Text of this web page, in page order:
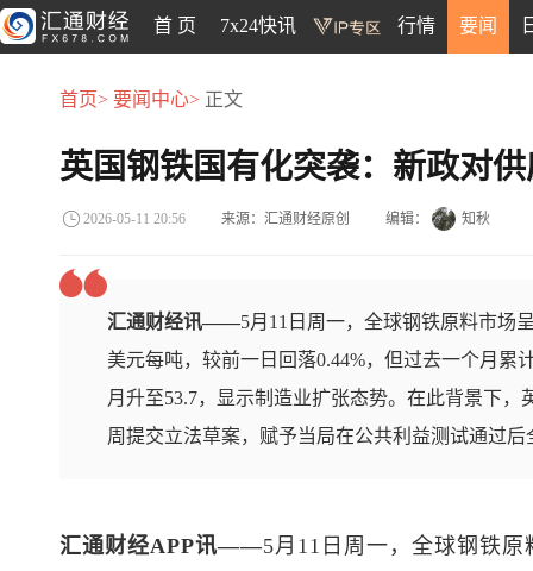
首 页 7x24快讯 行情 要闻
首页> 要闻中心> 正文
英国钢铁国有化突袭：新政对
2026-05-11 20:56 来源：汇通财经原创 编辑： 知秋
汇通财经讯——5月11日周一，全球钢铁原料市场
美元每吨，较前一日回落0.44%，但过去一个月累
月升至53.7，显示制造业扩张态势。在此背景下，
周提交立法草案，赋予当局在公共利益测试通过
汇通财经APP讯——5月11日周一，全球钢铁